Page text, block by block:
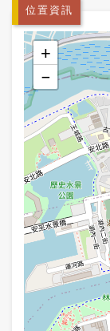
位置資訊
+
−